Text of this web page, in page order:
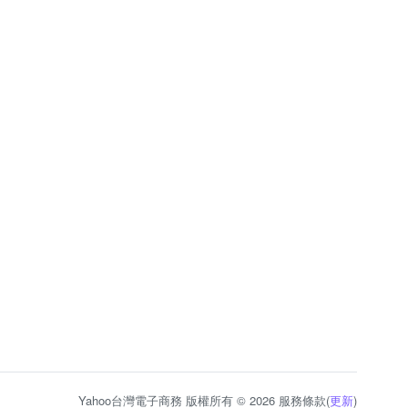
Yahoo台灣電子商務 版權所有 © 2026 服務條款(更新)